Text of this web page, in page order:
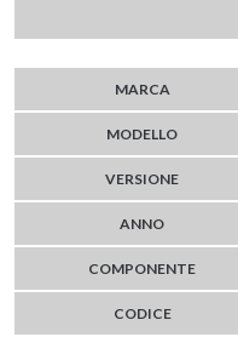
MARCA
MODELLO
VERSIONE
ANNO
COMPONENTE
CODICE